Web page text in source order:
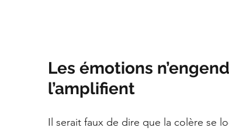
Les émotions
l’amplifient
Il serait faux de dire que la colère se